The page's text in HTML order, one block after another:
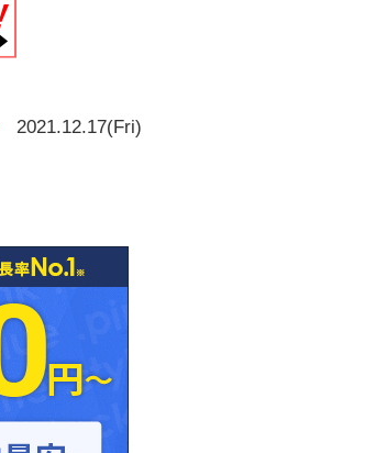
2021.12.17(Fri)